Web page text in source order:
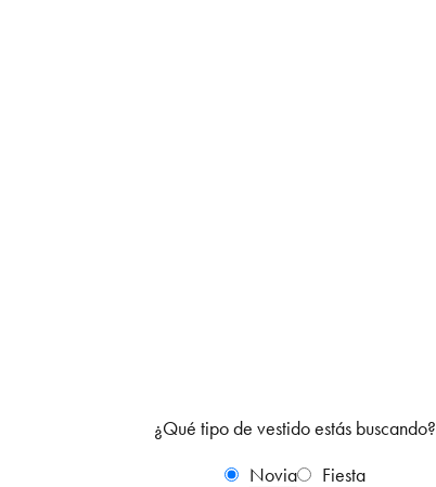
¿Qué tipo de vestido estás buscando?
Novia
Fiesta